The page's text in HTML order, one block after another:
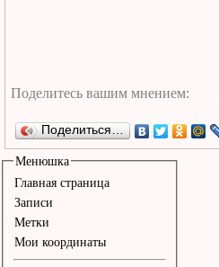
Поделиться…
Менюшка
Главная страница
Записи
Метки
Мои координаты